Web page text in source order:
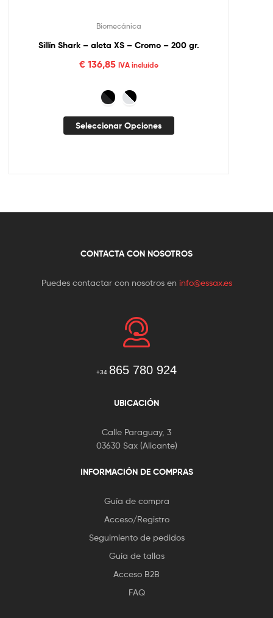
Biomecánica
Sillín Shark – aleta XS – Cromo – 200 gr.
€ 136,85 IVA incluído
Seleccionar Opciones
CONTACTA CON NOSOTROS
Puedes contactar con nosotros en info@essax.es
+34 865 780 924
UBICACIÓN
Calle Paraguay, 3
03630 Sax (Alicante)
INFORMACIÓN DE COMPRAS
Guía de compra
Acceso/Registro
Seguimiento de pedidos
Guía de tallas
Acceso B2B
FAQ